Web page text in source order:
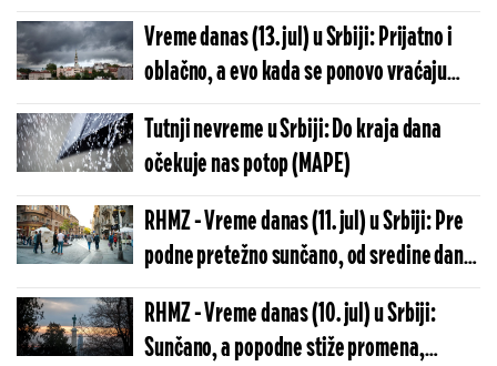
stepena
Vreme danas (13. jul) u Srbiji: Prijatno i
oblačno, a evo kada se ponovo vraćaju
pljuskovi i grmljavina
Tutnji nevreme u Srbiji: Do kraja dana
očekuje nas potop (MAPE)
RHMZ - Vreme danas (11. jul) u Srbiji: Pre
podne pretežno sunčano, od sredine dana
oblačno, temperatura do 34 stepena
RHMZ - Vreme danas (10. jul) u Srbiji:
Sunčano, a popodne stiže promena,